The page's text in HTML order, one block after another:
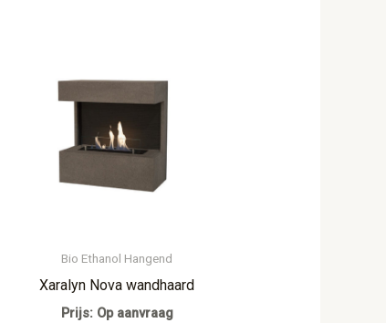
Bio Ethanol Hangend
Xaralyn Nova wandhaard
Prijs: Op aanvraag